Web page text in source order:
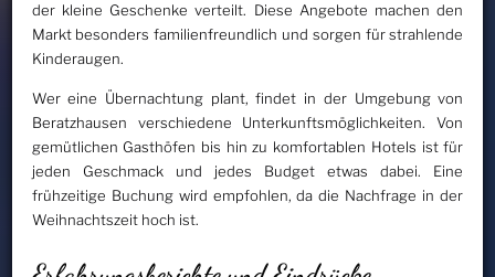
der kleine Geschenke verteilt. Diese Angebote machen den
Markt besonders familienfreundlich und sorgen für strahlende
Kinderaugen.
Wer eine Übernachtung plant, findet in der Umgebung von
Beratzhausen verschiedene Unterkunftsmöglichkeiten. Von
gemütlichen Gasthöfen bis hin zu komfortablen Hotels ist für
jeden Geschmack und jedes Budget etwas dabei. Eine
frühzeitige Buchung wird empfohlen, da die Nachfrage in der
Weihnachtszeit hoch ist.